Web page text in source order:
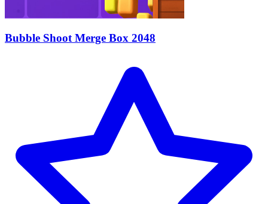
Bubble Shoot Merge Box 2048